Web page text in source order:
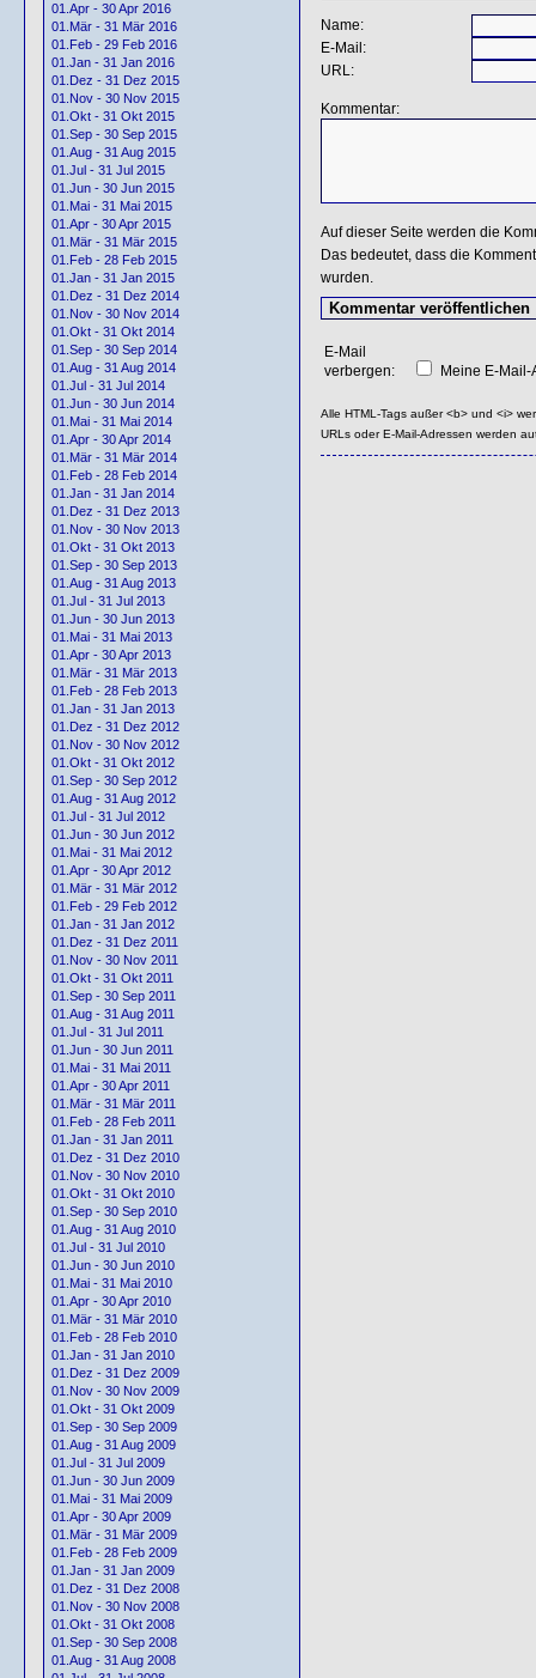
01.Apr - 30 Apr 2016
01.Mär - 31 Mär 2016
01.Feb - 29 Feb 2016
01.Jan - 31 Jan 2016
01.Dez - 31 Dez 2015
01.Nov - 30 Nov 2015
01.Okt - 31 Okt 2015
01.Sep - 30 Sep 2015
01.Aug - 31 Aug 2015
01.Jul - 31 Jul 2015
01.Jun - 30 Jun 2015
01.Mai - 31 Mai 2015
01.Apr - 30 Apr 2015
01.Mär - 31 Mär 2015
01.Feb - 28 Feb 2015
01.Jan - 31 Jan 2015
01.Dez - 31 Dez 2014
01.Nov - 30 Nov 2014
01.Okt - 31 Okt 2014
01.Sep - 30 Sep 2014
01.Aug - 31 Aug 2014
01.Jul - 31 Jul 2014
01.Jun - 30 Jun 2014
01.Mai - 31 Mai 2014
01.Apr - 30 Apr 2014
01.Mär - 31 Mär 2014
01.Feb - 28 Feb 2014
01.Jan - 31 Jan 2014
01.Dez - 31 Dez 2013
01.Nov - 30 Nov 2013
01.Okt - 31 Okt 2013
01.Sep - 30 Sep 2013
01.Aug - 31 Aug 2013
01.Jul - 31 Jul 2013
01.Jun - 30 Jun 2013
01.Mai - 31 Mai 2013
01.Apr - 30 Apr 2013
01.Mär - 31 Mär 2013
01.Feb - 28 Feb 2013
01.Jan - 31 Jan 2013
01.Dez - 31 Dez 2012
01.Nov - 30 Nov 2012
01.Okt - 31 Okt 2012
01.Sep - 30 Sep 2012
01.Aug - 31 Aug 2012
01.Jul - 31 Jul 2012
01.Jun - 30 Jun 2012
01.Mai - 31 Mai 2012
01.Apr - 30 Apr 2012
01.Mär - 31 Mär 2012
01.Feb - 29 Feb 2012
01.Jan - 31 Jan 2012
01.Dez - 31 Dez 2011
01.Nov - 30 Nov 2011
01.Okt - 31 Okt 2011
01.Sep - 30 Sep 2011
01.Aug - 31 Aug 2011
01.Jul - 31 Jul 2011
01.Jun - 30 Jun 2011
01.Mai - 31 Mai 2011
01.Apr - 30 Apr 2011
01.Mär - 31 Mär 2011
01.Feb - 28 Feb 2011
01.Jan - 31 Jan 2011
01.Dez - 31 Dez 2010
01.Nov - 30 Nov 2010
01.Okt - 31 Okt 2010
01.Sep - 30 Sep 2010
01.Aug - 31 Aug 2010
01.Jul - 31 Jul 2010
01.Jun - 30 Jun 2010
01.Mai - 31 Mai 2010
01.Apr - 30 Apr 2010
01.Mär - 31 Mär 2010
01.Feb - 28 Feb 2010
01.Jan - 31 Jan 2010
01.Dez - 31 Dez 2009
01.Nov - 30 Nov 2009
01.Okt - 31 Okt 2009
01.Sep - 30 Sep 2009
01.Aug - 31 Aug 2009
01.Jul - 31 Jul 2009
01.Jun - 30 Jun 2009
01.Mai - 31 Mai 2009
01.Apr - 30 Apr 2009
01.Mär - 31 Mär 2009
01.Feb - 28 Feb 2009
01.Jan - 31 Jan 2009
01.Dez - 31 Dez 2008
01.Nov - 30 Nov 2008
01.Okt - 31 Okt 2008
01.Sep - 30 Sep 2008
01.Aug - 31 Aug 2008
Name:
E-Mail:
URL:
Kommentar:
Auf dieser Seite werden die
Das bedeutet, dass die
wurden.
E-Mail
verbergen:
Meine E-
Alle HTML-Tags außer <b> und <i>
URLs oder E-Mail-Adressen werden